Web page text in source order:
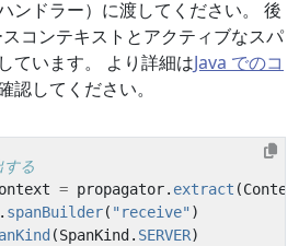
ンドラー）に渡してください。 後
コンテキストとアクティブなスパ
ています。 より詳細はJava でのコ
認してください。
る
= propagator. extract (
. spanBuilder( "receive" )
(SpanKind . SERVER)